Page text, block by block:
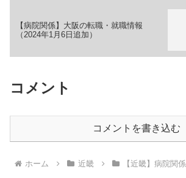
【病院関係】大阪の転職・就職情報
（2024年1月6日追加）
コメント
コメントを書き込む
ホーム 近畿 【近畿】病院関係